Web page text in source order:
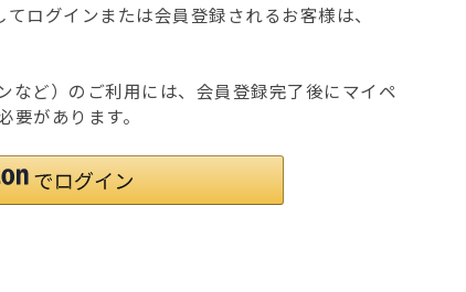
ログインまたは会員登録されるお客様は、
ど）のご利用には、会員登録完了後にマイペ
があります。